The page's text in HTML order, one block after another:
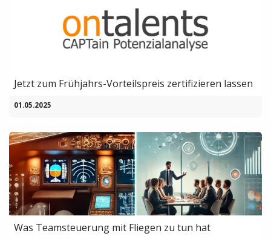
Jetzt zum Frühjahrs-Vorteilspreis zertifizieren lassen
01.05.2025
Was Teamsteuerung mit Fliegen zu tun hat